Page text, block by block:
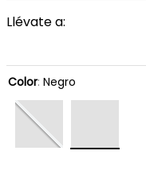
Llévate a:
Color: Negro